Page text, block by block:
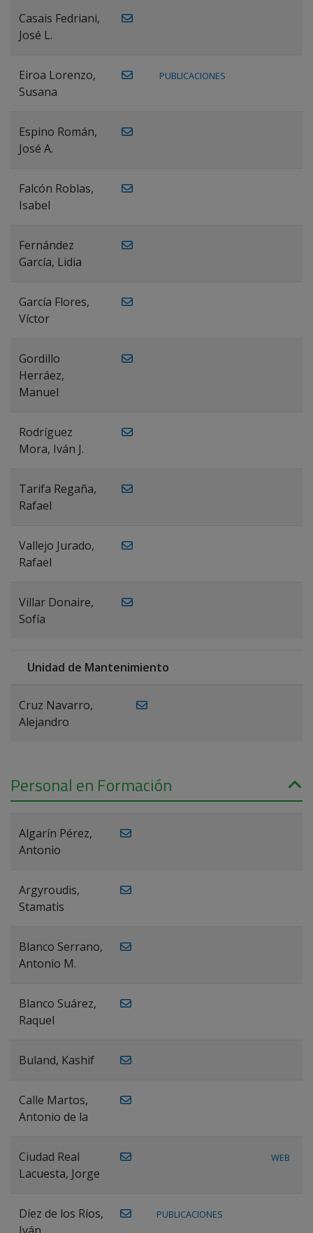
Casais Fedriani,
José L.
Eiroa Lorenzo,
Susana
PUBLICACIONES
Espino Román,
José A.
Falcón Roblas,
Isabel
Fernández
García, Lidia
García Flores,
Víctor
Gordillo
Herráez,
Manuel
Rodríguez
Mora, Iván J.
Tarifa Regaña,
Rafael
Vallejo Jurado,
Rafael
Villar Donaire,
Sofía
Unidad de Mantenimiento
Cruz Navarro,
Alejandro
Personal en Formación
Algarín Pérez,
Antonio
Argyroudis,
Stamatis
Blanco Serrano,
Antonio M.
Blanco Suárez,
Raquel
Buland, Kashif
Calle Martos,
Antonio de la
Ciudad Real
Lacuesta, Jorge
WEB
Díez de los Ríos,
PUBLICACIONES